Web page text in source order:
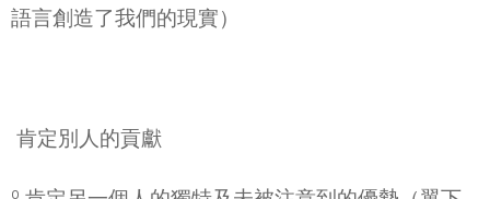
語言創造了我們的現實）
 肯定別人的貢獻